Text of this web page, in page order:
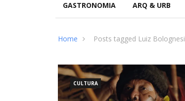
GASTRONOMIA ARQ & URB
Home Posts tagged Luiz Bolognesi
CULTURA